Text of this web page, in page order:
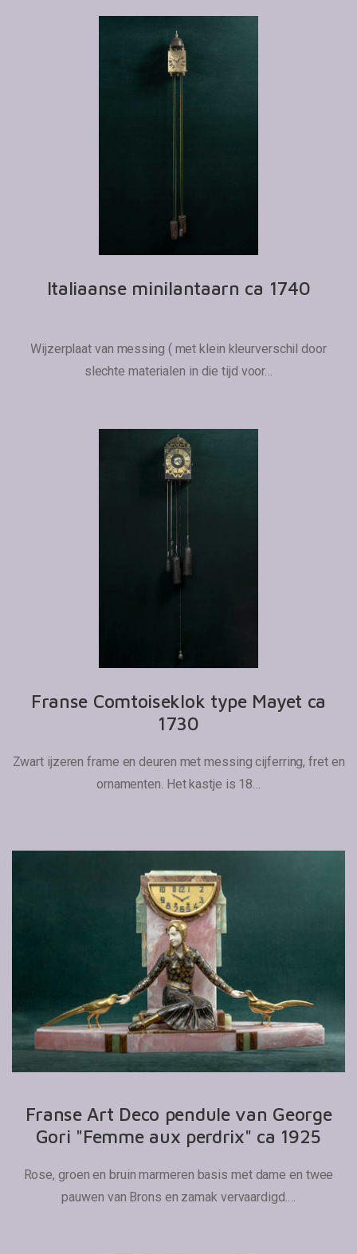
Italiaanse minilantaarn ca 1740
Wijzerplaat van messing ( met klein kleurverschil door
slechte materialen in die tijd voor…
Franse Comtoiseklok type Mayet ca
1730
Zwart ijzeren frame en deuren met messing cijferring, fret en
ornamenten. Het kastje is 18…
Franse Art Deco pendule van George
Gori "Femme aux perdrix" ca 1925
Rose, groen en bruin marmeren basis met dame en twee
pauwen van Brons en zamak vervaardigd.…